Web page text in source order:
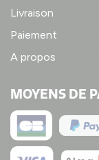
Livraison
Paiement
A propos
MOYENS DE